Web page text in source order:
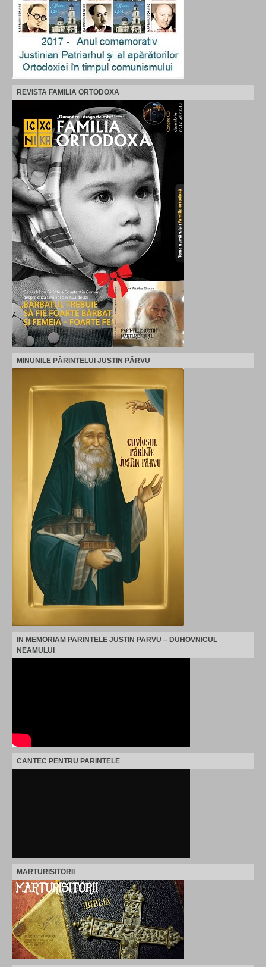
REVISTA FAMILIA ORTODOXA
MINUNILE PĂRINTELUI JUSTIN PÂRVU
IN MEMORIAM PARINTELE JUSTIN PARVU – DUHOVNICUL
NEAMULUI
CANTEC PENTRU PARINTELE
MARTURISITORII